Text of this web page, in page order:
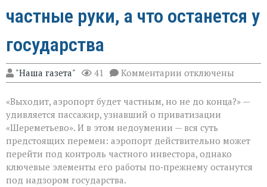
частные руки, а что останется у
государства
"Наша газета" 41 Комментарии к
записи
что
уйдёт
частные
руки,
а
что
останется
отключены
«Выходит, аэропорт будет частным, но не до конца?» —
удивляется пассажир, узнавший о приватизации
«Шереметьево». И в этом недоумении — вся суть
предстоящих перемен: аэропорт действительно может
перейти под контроль частного инвестора, однако
ключевые элементы его работы по‑прежнему останутся
под надзором государства.